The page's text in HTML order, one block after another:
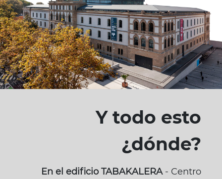
Y todo esto
¿dónde?
En el edificio TABAKALERA- Centro